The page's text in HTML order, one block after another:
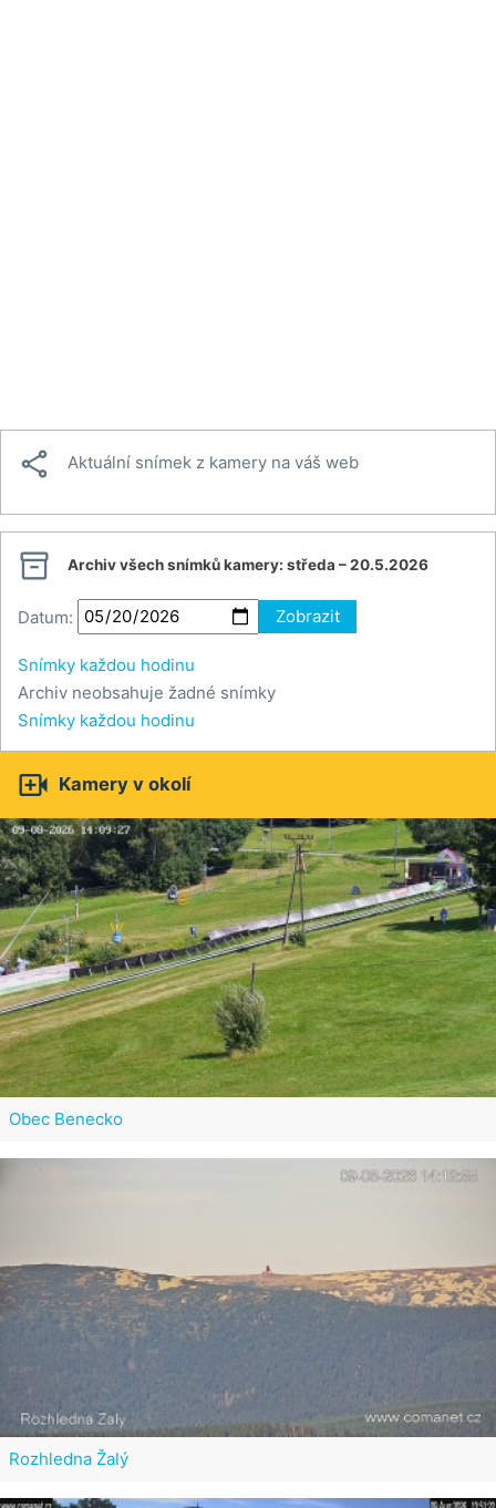
 Aktuální snímek z kamery na váš web
 Archiv všech snímků kamery: středa – 20.5.2026
Datum: Zobrazit
Snímky každou hodinu
Archiv neobsahuje žadné snímky
Snímky každou hodinu
 Kamery v okolí
Obec Benecko
Rozhledna Žalý